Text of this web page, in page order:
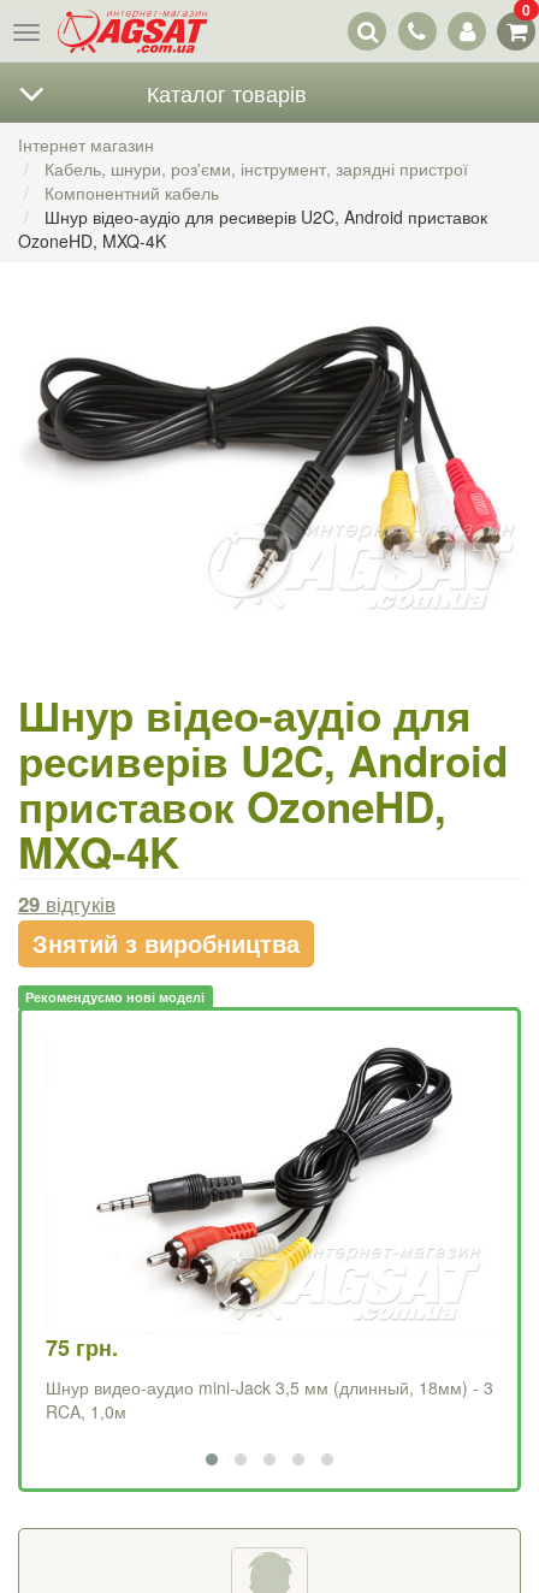
Меню
Наші
контакти
0
Каталог товарів
Інтернет магазин
Кабель, шнури, роз'єми, інструмент, зарядні пристрої
Компонентний кабель
Шнур відео-аудіо для ресиверів U2C, Android приставок
OzoneHD, MXQ-4K
Шнур відео-аудіо для
ресиверів U2C, Android
приставок OzoneHD,
MXQ-4K
29 відгуків
Знятий з виробництва
Рекомендуємо нові моделі
75 грн.
Шнур видео-аудио mini-Jack 3,5 мм (длинный, 18мм) - 3
RCA, 1,0м